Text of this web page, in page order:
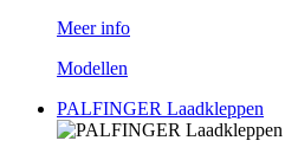
Meer info
Modellen
PALFINGER Laadkleppen